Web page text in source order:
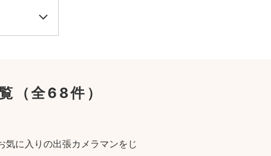
（全68件）
気に入りの出張カメラマンをじ